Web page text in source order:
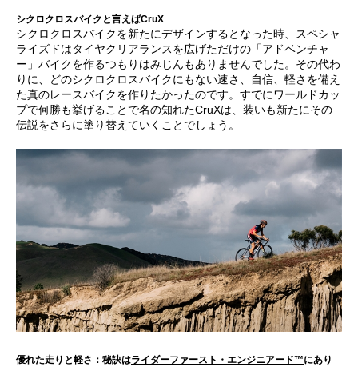
シクロクロスバイクと言えばCruX
シクロクロスバイクを新たにデザインするとなった時、スペシャ
ライズドはタイヤクリアランスを広げただけの「アドベンチャ
ー」バイクを作るつもりはみじんもありませんでした。その代わ
りに、どのシクロクロスバイクにもない速さ、自信、軽さを備え
た真のレースバイクを作りたかったのです。すでにワールドカッ
プで何勝も挙げることで名の知れたCruXは、装いも新たにその
伝説をさらに塗り替えていくことでしょう。
優れた走りと軽さ：秘訣はライダーファースト・エンジニアード™にあり